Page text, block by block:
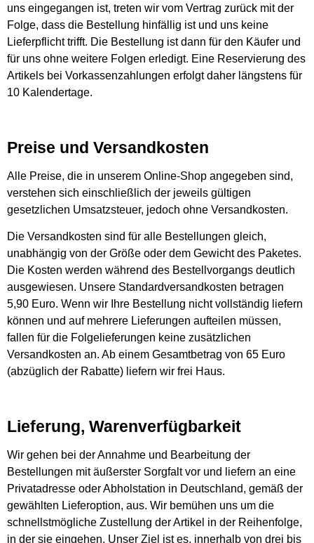
uns eingegangen ist, treten wir vom Vertrag zurück mit der
Folge, dass die Bestellung hinfällig ist und uns keine
Lieferpflicht trifft. Die Bestellung ist dann für den Käufer und
für uns ohne weitere Folgen erledigt. Eine Reservierung des
Artikels bei Vorkassenzahlungen erfolgt daher längstens für
10 Kalendertage.
Preise und Versandkosten
Alle Preise, die in unserem Online-Shop angegeben sind,
verstehen sich einschließlich der jeweils gültigen
gesetzlichen Umsatzsteuer, jedoch ohne Versandkosten.
Die Versandkosten sind für alle Bestellungen gleich,
unabhängig von der Größe oder dem Gewicht des Paketes.
Die Kosten werden während des Bestellvorgangs deutlich
ausgewiesen. Unsere Standardversandkosten betragen
5,90 Euro. Wenn wir Ihre Bestellung nicht vollständig liefern
können und auf mehrere Lieferungen aufteilen müssen,
fallen für die Folgelieferungen keine zusätzlichen
Versandkosten an. Ab einem Gesamtbetrag von 65 Euro
(abzüglich der Rabatte) liefern wir frei Haus.
Lieferung, Warenverfügbarkeit
Wir gehen bei der Annahme und Bearbeitung der
Bestellungen mit äußerster Sorgfalt vor und liefern an eine
Privatadresse oder Abholstation in Deutschland, gemäß der
gewählten Lieferoption, aus. Wir bemühen uns um die
schnellstmögliche Zustellung der Artikel in der Reihenfolge,
in der sie eingehen. Unser Ziel ist es, innerhalb von drei bis